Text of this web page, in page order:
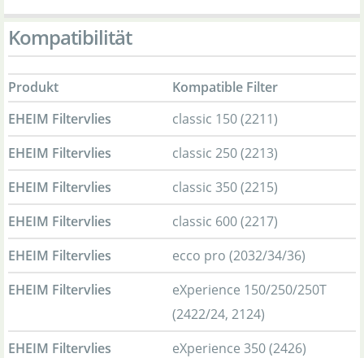
Kompatibilität
Produkt
Kompatible Filter
EHEIM Filtervlies
classic 150 (2211)
EHEIM Filtervlies
classic 250 (2213)
EHEIM Filtervlies
classic 350 (2215)
EHEIM Filtervlies
classic 600 (2217)
EHEIM Filtervlies
ecco pro (2032/34/36)
EHEIM Filtervlies
eXperience 150/250/250T
(2422/24, 2124)
EHEIM Filtervlies
eXperience 350 (2426)